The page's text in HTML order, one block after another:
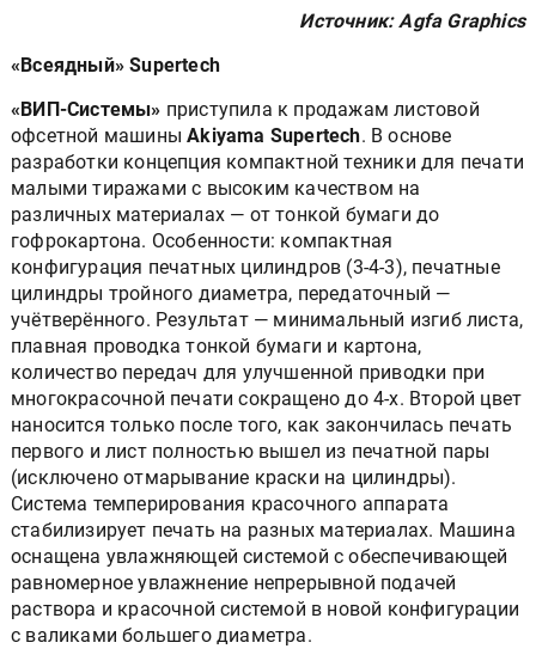
Источник: Agfa Graphics
«Всеядный» Supertech
«ВИП-Системы» приступила к продажам листовой
офсетной машиныAkiyama Supertech. В основе
разработки концепция компактной техники для печати
малыми тиражами с высоким качеством на
различных материалах — от тонкой бумаги до
гофрокартона. Особенности: компактная
конфигурация печатных цилиндров (3-4-3), печатные
цилиндры тройного диаметра, передаточный —
учётверённого. Результат — минимальный изгиб листа,
плавная проводка тонкой бумаги и картона,
количество передач для улучшенной приводки при
многокрасочной печати сокращено до 4-х. Второй цвет
наносится только после того, как закончилась печать
первого и лист полностью вышел из печатной пары
(исключено отмарывание краски на цилиндры).
Система темперирования красочного аппарата
стабилизирует печать на разных материалах. Машина
оснащена увлажняющей системой с обеспечивающей
равномерное увлажнение непрерывной подачей
раствора и красочной системой в новой конфигурации
с валиками большего диаметра.